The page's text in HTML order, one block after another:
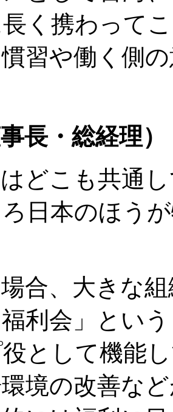
く携わって
習や働く側
長・総経理）
どこも共通
日本のほう
合、大きな
利会」とい
として機能
境の改善な